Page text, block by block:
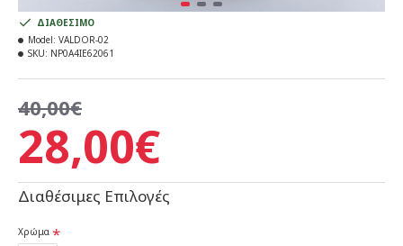
28,00€
40,00€
ΔΙΑΘΈΣΙΜΟ
Model: VALDOR-02
SKU: NP0A4IE62061
Διαθέσιμες Επιλογές
Χρώμα